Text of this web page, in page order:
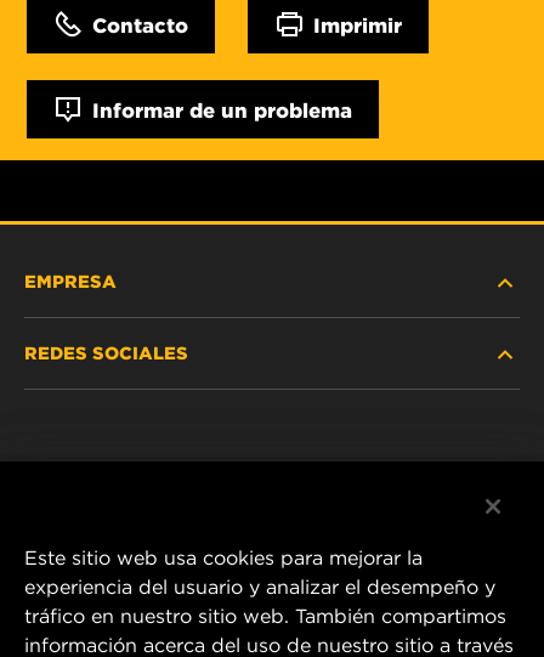
Contacto Imprimir
Informar de un problema
EMPRESA
REDES SOCIALES
1 Wix Way
Este sitio web usa cookies para mejorar la
experiencia del usuario y analizar el desempeño y
tráfico en nuestro sitio web. También compartimos
información acerca del uso de nuestro sitio a través